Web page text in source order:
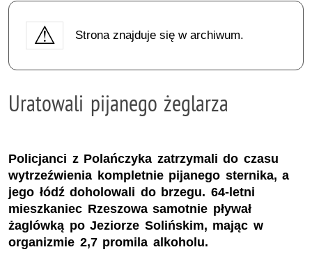
Strona znajduje się w archiwum.
Uratowali pijanego żeglarza
Policjanci z Polańczyka zatrzymali do czasu
wytrzeźwienia kompletnie pijanego sternika, a
jego łódź doholowali do brzegu. 64-letni
mieszkaniec Rzeszowa samotnie pływał
żaglówką po Jeziorze Solińskim, mając w
organizmie 2,7 promila alkoholu.